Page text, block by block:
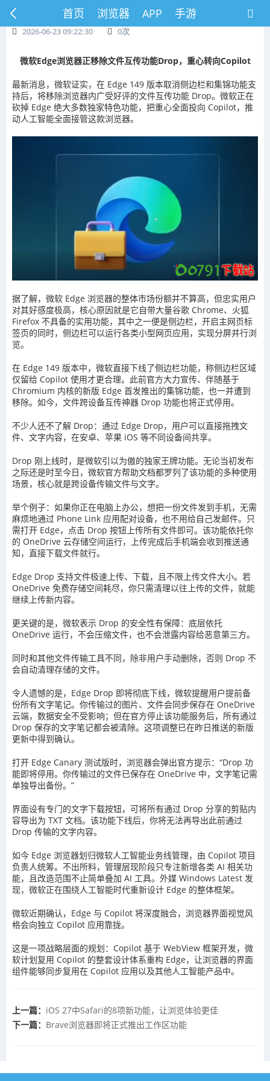
首页 浏览器 APP 手游
2026-06-23 09:22:30 0次
微软Edge浏览器正移除文件互传功能Drop，重心转向Copilot
最新消息，微软证实，在 Edge 149 版本取消侧边栏和集锦功能支
持后，将移除浏览器内广受好评的文件互传功能 Drop。微软正在
砍掉 Edge 绝大多数独家特色功能，把重心全面投向 Copilot，推
动人工智能全面接管这款浏览器。
据了解，微软 Edge 浏览器的整体市场份额并不算高，但忠实用户
对其好感度极高，核心原因就是它自带大量谷歌 Chrome、火狐
Firefox 不具备的实用功能，其中之一便是侧边栏，开启主网页标
签页的同时，侧边栏可以运行各类小型网页应用，实现分屏并行浏
览。
在 Edge 149 版本中，微软直接下线了侧边栏功能，称侧边栏区域
仅留给 Copilot 使用才更合理。此前官方大力宣传、伴随基于
Chromium 内核的新版 Edge 首发推出的集锦功能，也一并遭到
移除。如今，文件跨设备互传神器 Drop 功能也将正式停用。
不少人还不了解 Drop：通过 Edge Drop，用户可以直接拖拽文
件、文字内容，在安卓、苹果 iOS 等不同设备间共享。
Drop 刚上线时，是微软引以为傲的独家王牌功能。无论当初发布
之际还是时至今日，微软官方帮助文档都罗列了该功能的多种使用
场景，核心就是跨设备传输文件与文字。
举个例子：如果你正在电脑上办公，想把一份文件发到手机，无需
麻烦地通过 Phone Link 应用配对设备，也不用给自己发邮件。只
需打开 Edge，点击 Drop 按钮上传所有文件即可。该功能依托你
的 OneDrive 云存储空间运行，上传完成后手机端会收到推送通
知，直接下载文件就行。
Edge Drop 支持文件极速上传、下载，且不限上传文件大小。若
OneDrive 免费存储空间耗尽，你只需清理以往上传的文件，就能
继续上传新内容。
更关键的是，微软表示 Drop 的安全性有保障：底层依托
OneDrive 运行，不会压缩文件，也不会泄露内容给恶意第三方。
同时和其他文件传输工具不同，除非用户手动删除，否则 Drop 不
会自动清理存储的文件。
令人遗憾的是，Edge Drop 即将彻底下线，微软提醒用户提前备
份所有文字笔记。你传输过的图片、文件会同步保存在 OneDrive
云端，数据安全不受影响；但在官方停止该功能服务后，所有通过
Drop 保存的文字笔记都会被清除。这项调整已在昨日推送的新版
更新中得到确认。
打开 Edge Canary 测试版时，浏览器会弹出官方提示：“Drop 功
能即将停用。你传输过的文件已保存在 OneDrive 中，文字笔记需
单独导出备份。”
界面设有专门的文字下载按钮，可将所有通过 Drop 分享的剪贴内
容导出为 TXT 文档。该功能下线后，你将无法再导出此前通过
Drop 传输的文字内容。
如今 Edge 浏览器划归微软人工智能业务线管理，由 Copilot 项目
负责人统筹。不出所料，管理层现阶段只专注新增各类 AI 相关功
能，且改造范围不止简单叠加 AI 工具。外媒 Windows Latest 发
现，微软正在围绕人工智能时代重新设计 Edge 的整体框架。
微软近期确认，Edge 与 Copilot 将深度融合，浏览器界面视觉风
格会向独立 Copilot 应用靠拢。
这是一项战略层面的规划：Copilot 基于 WebView 框架开发，微
软计划复用 Copilot 的整套设计体系重构 Edge，让浏览器的界面
组件能够同步复用在 Copilot 应用以及其他人工智能产品中。
上一篇： iOS 27中Safari的8项新功能，让浏览体验更佳
下一篇： Brave浏览器即将正式推出工作区功能